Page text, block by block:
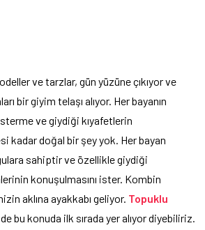
ve tarzlar, gün yüzüne çıkıyor ve
bir giyim telaşı alıyor. Her bayanın
ve giydiği kıyafetlerin
kadar doğal bir şey yok. Her bayan
sahiptir ve özellikle giydiği
konuşulmasını ister. Kombin
aklına ayakkabı geliyor. Topuklu
de bu konuda ilk sırada yer alıyor diyebiliriz.